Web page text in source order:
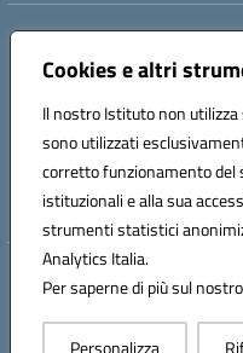
Cookies e altri
Il nostro Istituto non
sono utilizzati
corretto funzionamento del
istituzionali e alla sua
strumenti statistici
Analytics Italia.
Per saperne di più sul
Personalizza
Indirizzo:
Centralino:0832/346889
Codice fiscale: 93173040754
Codice meccanografico:
Codice Indice delle Pubbliche
Hosting &
Concept &